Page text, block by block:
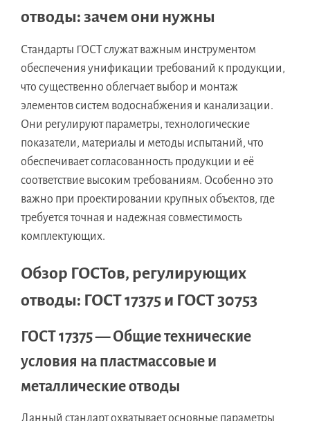
отводы: зачем они нужны
Стандарты ГОСТ служат важным инструментом
обеспечения унификации требований к продукции,
что существенно облегчает выбор и монтаж
элементов систем водоснабжения и канализации.
Они регулируют параметры, технологические
показатели, материалы и методы испытаний, что
обеспечивает согласованность продукции и её
соответствие высоким требованиям. Особенно это
важно при проектировании крупных объектов, где
требуется точная и надежная совместимость
комплектующих.
Обзор ГОСТов, регулирующих
отводы: ГОСТ 17375 и ГОСТ 30753
ГОСТ 17375 — Общие технические
условия на пластмассовые и
металлические отводы
Данный стандарт охватывает основные параметры